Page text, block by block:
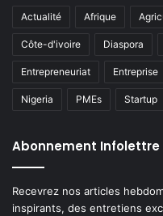
Actualité Afrique
Côte-d'ivoire Diaspora
Entrepreneuriat Entreprise
Nigeria PMEs Startup
Abonnement Infolettre
Recevrez nos articles
inspirants, des entretiens